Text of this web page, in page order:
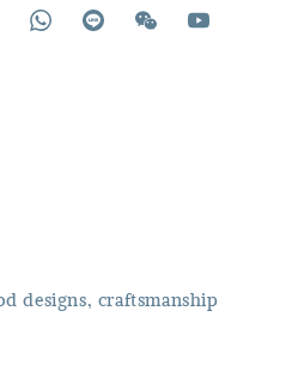
designs, craftsmanship